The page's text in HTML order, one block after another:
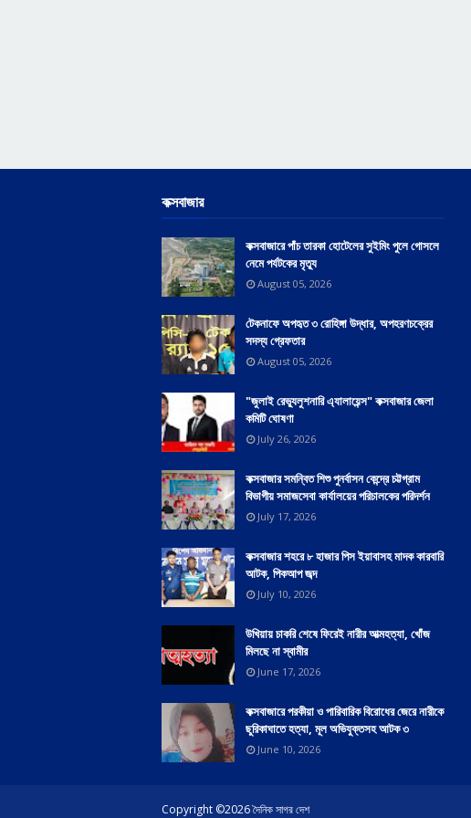
কক্সবাজার
কক্সবাজারে পাঁচ তারকা হোটেলের সুইমিং পুলে গোসলে
নেমে পর্যটকের মৃত্যু
August 05, 2026
টেকনাফে অপহৃত ৩ রোহিঙ্গা উদ্ধার, অপহরণচক্রের
সদস্য গ্রেফতার
August 05, 2026
"জুলাই রেভ্যুলুশনারি এ্যালায়েন্স" কক্সবাজার জেলা
কমিটি ঘোষণা
July 26, 2026
কক্সবাজার সমন্বিত শিশু পুনর্বাসন কেন্দ্রে চট্টগ্রাম
বিভাগীয় সমাজসেবা কার্যালয়ের পরিচালকের পরিদর্শন
July 17, 2026
কক্সবাজার শহরে ৮ হাজার পিস ইয়াবাসহ মাদক কারবারি
আটক, পিকআপ জব্দ
July 10, 2026
উখিয়ায় চাকরি শেষে ফিরেই নারীর আত্মহত্যা, খোঁজ
মিলছে না স্বামীর
June 17, 2026
কক্সবাজারে পরকীয়া ও পারিবারিক বিরোধের জেরে নারীকে
ছুরিকাঘাতে হত্যা, মূল অভিযুক্তসহ আটক ৩
June 10, 2026
Copyright ©2026দৈনিক সাগর দেশ